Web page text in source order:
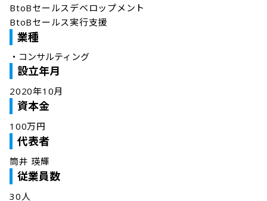
BtoBセールスデベロップメント
BtoBセールス実行支援
業種
・ コンサルティング
設立年月
2020年10月
資本金
100万円
代表者
筒井 瑛輝
従業員数
30人